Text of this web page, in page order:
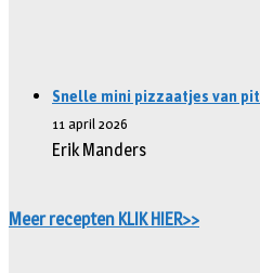
Snelle mini pizzaatjes van
11 april 2026
Erik Manders
Meer recepten KLIK HIER>>